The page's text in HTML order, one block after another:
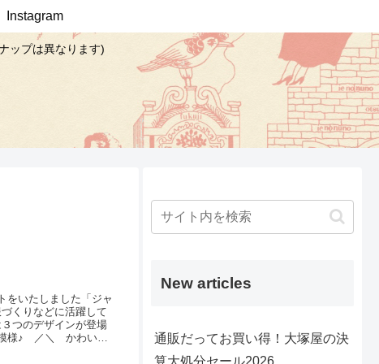
ップは異なります)
Instagram
をいたしました「ジャ
くりなどに活躍して
つのデザインが登場
様♪ ／＼ かわいい
New articles
通販だってお買い得！大塚屋の決
算大処分セール2026